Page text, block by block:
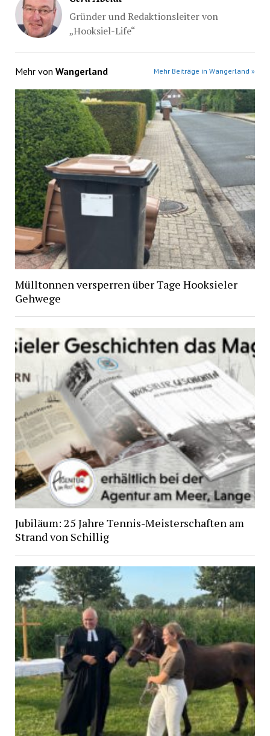
Gründer und Redaktionsleiter von
„Hooksiel-Life“
Mehr von Wangerland Mehr Beiträge in Wangerland »
Mülltonnen versperren über Tage Hooksieler
Gehwege
Jubiläum: 25 Jahre Tennis-Meisterschaften am
Strand von Schillig